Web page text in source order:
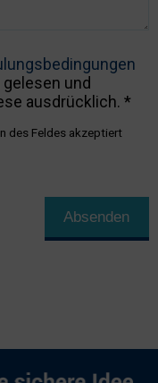
gelesen und
ausdrücklich. *
des Feldes akzeptiert
Absenden